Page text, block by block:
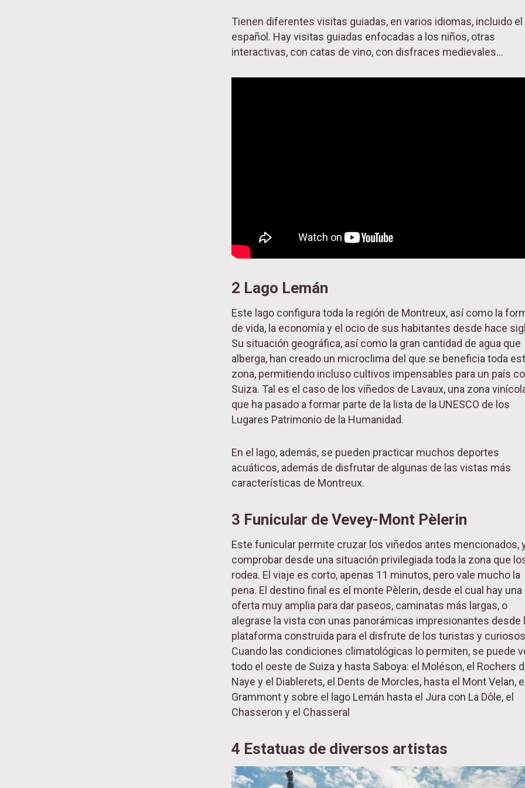
Tienen diferentes visitas guiadas, en varios idiomas, incluido el
español. Hay visitas guiadas enfocadas a los niños, otras
interactivas, con catas de vino, con disfraces medievales...
2 Lago Lemán
Este lago configura toda la región de Montreux, así como la
de vida, la economía y el ocio de sus habitantes desde hace
Su situación geográfica, así como la gran cantidad de agua que
alberga, han creado un microclima del que se beneficia toda
zona, permitiendo incluso cultivos impensables para un país
Suiza. Tal es el caso de los viñedos de Lavaux, una zona
que ha pasado a formar parte de la lista de la UNESCO de los
Lugares Patrimonio de la Humanidad.
En el lago, además, se pueden practicar muchos deportes
acuáticos, además de disfrutar de algunas de las vistas más
características de Montreux.
3 Funicular de Vevey-Mont Pèlerin
Este funicular permite cruzar los viñedos antes mencionados,
comprobar desde una situación privilegiada toda la zona que
rodea. El viaje es corto, apenas 11 minutos, pero vale mucho la
pena. El destino final es el monte Pèlerin, desde el cual hay una
oferta muy amplia para dar paseos, caminatas más largas, o
alegrase la vista con unas panorámicas impresionantes desde
plataforma construida para el disfrute de los turistas y
Cuando las condiciones climatológicas lo permiten, se puede
todo el oeste de Suiza y hasta Saboya: el Moléson, el Rochers
Naye y el Diablerets, el Dents de Morcles, hasta el Mont Velan,
Grammont y sobre el lago Lemán hasta el Jura con La Dôle, el
Chasseron y el Chasseral
4 Estatuas de diversos artistas